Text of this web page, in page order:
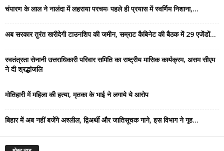
चंपारण के लाल ने नालंदा में लहराया परचमः पहले ही प्रयास में स्वर्णिम निशाना,...
अब सरकार तुरंत खरीदेगी टाउनशिप की जमीन, सम्राट कैबिनेट की बैठक में 29 एजेंडों...
स्वतंत्रता सेनानी उत्तराधिकारी परिवार समिति का राष्ट्रीय मासिक कार्यक्रम, असम सीएम
ने दी श्रद्धांजलि
मोतिहारी में महिला की हत्या, मृतका के भाई ने लगाये ये आरोप
बिहार में अब नहीं बजेंगे अश्लील, द्विअर्थी और जातिसूचक गाने, इस विभाग ने गृह...